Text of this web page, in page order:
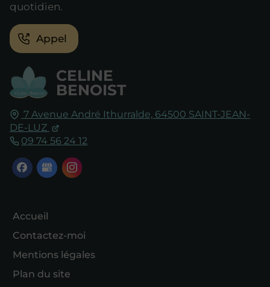
CELINE
BENOIST
7 Avenue André Ithurralde, 64500 SAINT-JEAN-
DE-LUZ
09 74 56 24 12
Accueil
Contactez-moi
Mentions légales
Plan du site
quotidien.
Appel